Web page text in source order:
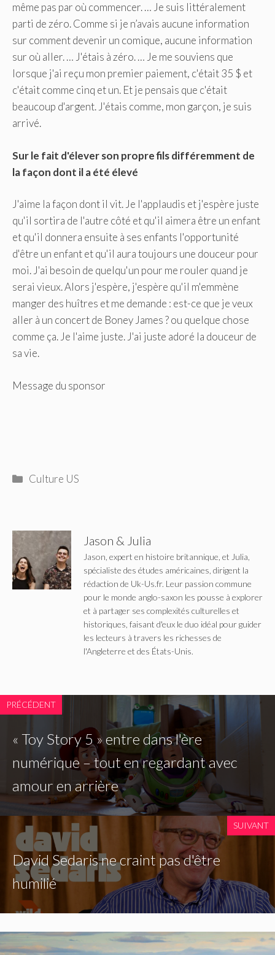
même pas par où commencer. … Je suis littéralement
parti de zéro. Comme si je n’avais aucune information
sur comment devenir un comique, aucune information
sur où aller. … J'étais à zéro. … Je me souviens que
lorsque j'ai reçu mon premier paiement, c'était 35 $ et
c'était comme cinq et un. Et je pensais que c'était
beaucoup d'argent. J'étais comme, mon garçon, je suis
arrivé.
Sur le fait d'élever son propre fils différemment de
la façon dont il a été élevé
J'aime la façon dont il vit. Je l'applaudis et j'espère juste
qu'il sortira de l'autre côté et qu'il aimera être un enfant
et qu'il donnera ensuite à ses enfants l'opportunité
d'être un enfant et qu'il aura toujours une douceur pour
moi. J'ai besoin de quelqu'un pour me rouler quand je
serai vieux. Alors j'espère, j'espère qu'il m'emmène
manger des huîtres et me demande : est-ce que je veux
aller à un concert de Boney James ? ou quelque chose
comme ça. Je l'aime juste. J'ai juste adoré la douceur de
sa vie.
Message du sponsor
Catégories
Culture US
Jason & Julia
Jason, expert en histoire britannique, et Julia,
spécialiste des études américaines, dirigent la
rédaction de Uk-Us.fr. Leur passion commune
pour le monde anglo-saxon les pousse à explorer
et à partager ses complexités culturelles et
historiques, faisant d'eux le duo idéal pour guider
les lecteurs à travers les richesses de
l'Angleterre et des États-Unis.
PRÉCÉDENT
« Toy Story 5 » entre dans l'ère
numérique – tout en regardant avec
amour en arrière
SUIVANT
David Sedaris ne craint pas d'être
humilié